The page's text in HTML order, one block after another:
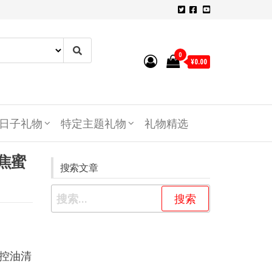
0
¥0.00
子礼物 特定主题礼物 礼物精选
蜜
油清
搜索文章